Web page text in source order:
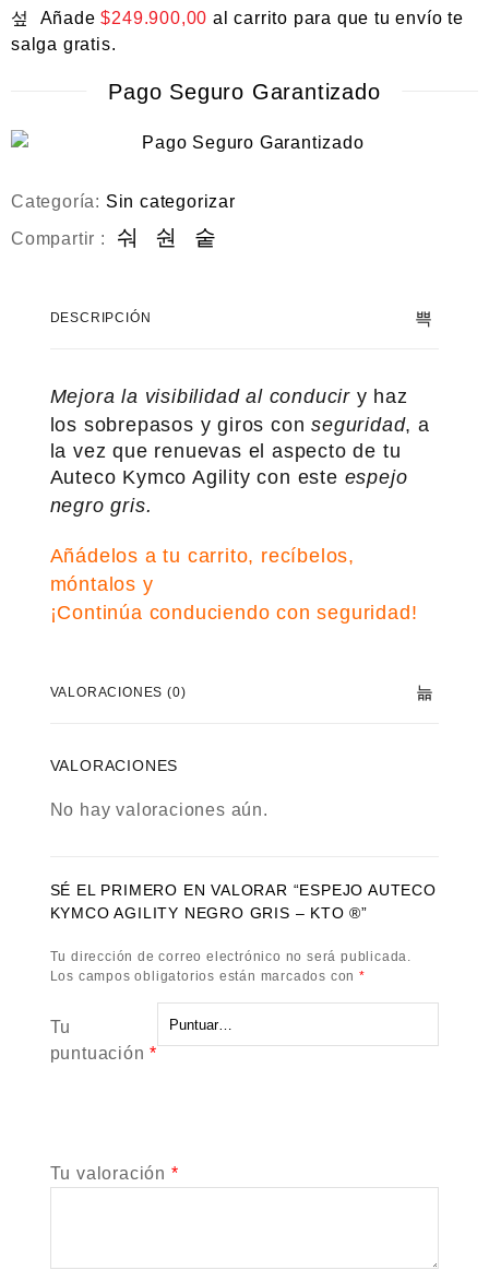
Añade$249.900,00 al carrito para que tu envío te
salga gratis.
Pago Seguro Garantizado
Categoría: Sin categorizar
Compartir :
DESCRIPCIÓN
Mejora la visibilidad al conduciry haz
los sobrepasos y giros conseguridad, a
la vez que renuevas el aspecto de tu
Auteco Kymco Agility con este espejo
negro gris.
Añádelos a tu carrito, recíbelos,
móntalos y
¡Continúa conduciendo con seguridad!
VALORACIONES (0)
VALORACIONES
No hay valoraciones aún.
SÉ EL PRIMERO EN VALORAR “ESPEJO AUTECO
KYMCO AGILITY NEGRO GRIS – KTO ®”
Tu dirección de correo electrónico no será publicada.
Los campos obligatorios están marcados con *
Tu
puntuación*
Tu valoración *